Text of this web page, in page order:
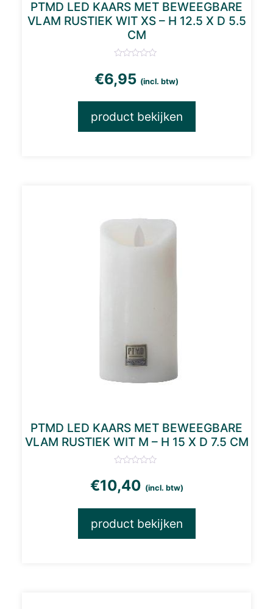
PTMD LED KAARS MET BEWEEGBARE
VLAM RUSTIEK WIT XS – H 12.5 X D 5.5
CM
€6,95 (incl. btw)
product bekijken
PTMD LED KAARS MET BEWEEGBARE
VLAM RUSTIEK WIT M – H 15 X D 7.5 CM
€10,40 (incl. btw)
product bekijken